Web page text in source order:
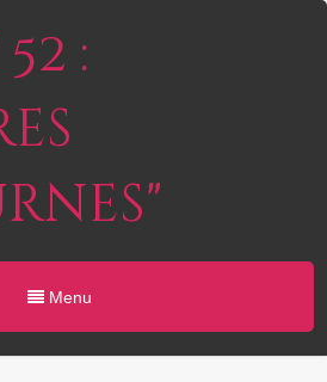
:
Menu